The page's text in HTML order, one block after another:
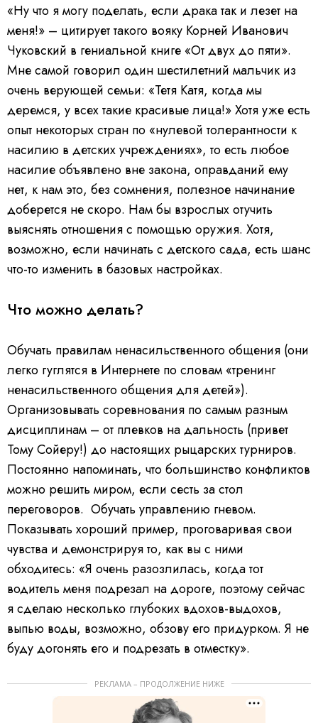
«Ну что я могу поделать, если драка так и лезет на
меня!» – цитирует такого вояку Корней Иванович
Чуковский в гениальной книге «От двух до пяти».
Мне самой говорил один шестилетний мальчик из
очень верующей семьи: «Тетя Катя, когда мы
деремся, у всех такие красивые лица!» Хотя уже есть
опыт некоторых стран по «нулевой толерантности к
насилию в детских учреждениях», то есть любое
насилие объявлено вне закона, оправданий ему
нет, к нам это, без сомнения, полезное начинание
доберется не скоро. Нам бы взрослых отучить
выяснять отношения с помощью оружия. Хотя,
возможно, если начинать с детского сада, есть шанс
что-то изменить в базовых настройках.
Что можно делать?
Обучать правилам ненасильственного общения (они
легко гуглятся в Интернете по словам «тренинг
ненасильственного общения для детей»).
Организовывать соревнования по самым разным
дисциплинам – от плевков на дальность (привет
Тому Сойеру!) до настоящих рыцарских турниров.
Постоянно напоминать, что большинство конфликтов
можно решить миром, если сесть за стол
переговоров. Обучать управлению гневом.
Показывать хороший пример, проговаривая свои
чувства и демонстрируя то, как вы с ними
обходитесь: «Я очень разозлилась, когда тот
водитель меня подрезал на дороге, поэтому сейчас
я сделаю несколько глубоких вдохов-выдохов,
выпью воды, возможно, обзову его придурком. Я не
буду догонять его и подрезать в отместку».
РЕКЛАМА – ПРОДОЛЖЕНИЕ НИЖЕ